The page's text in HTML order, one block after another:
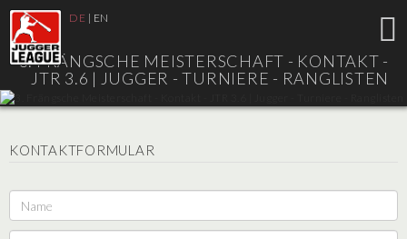
DE | EN
3. FRÄNGSCHE MEISTERSCHAFT - KONTAKT -
JTR 3.6 | JUGGER - TURNIERE - RANGLISTEN
KONTAKTFORMULAR